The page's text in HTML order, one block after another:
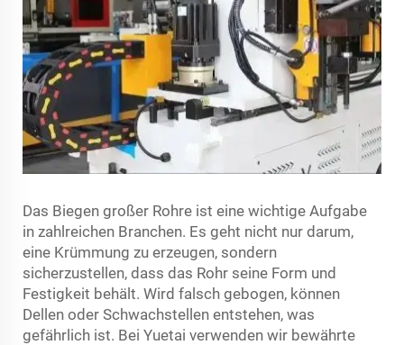
Das Biegen großer Rohre ist eine wichtige Aufgabe
in zahlreichen Branchen. Es geht nicht nur darum,
eine Krümmung zu erzeugen, sondern
sicherzustellen, dass das Rohr seine Form und
Festigkeit behält. Wird falsch gebogen, können
Dellen oder Schwachstellen entstehen, was
gefährlich ist. Bei Yuetai verwenden wir bewährte